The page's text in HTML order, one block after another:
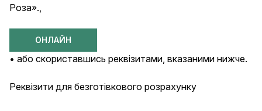
Роза».,
ОНЛАЙН
• або скориставшись реквізитами, вказаними нижче.
Реквізити для безготівкового розрахунку